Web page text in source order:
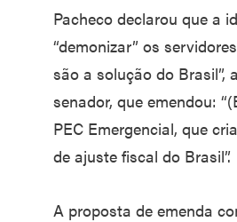
Pacheco declarou que a
“demonizar” os
são a solução do Brasil”,
senador, que emendou:
PEC Emergencial, que
de ajuste fiscal do Brasil”.
A proposta de emenda